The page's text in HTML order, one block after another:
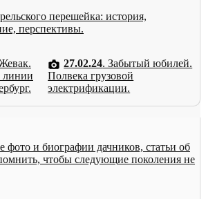
перешейка: история,
перспективы.
линии
27.02.24. Забытый юбилей.
Полвека грузовой
электрификации.
фото и биографии дачников, статьи об
чтобы следующие поколения не